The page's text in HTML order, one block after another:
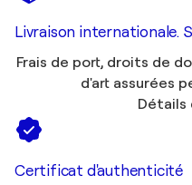
Livraison internationale.
Frais de port, droits de
d'art assurées
Détails
Certificat d'authenticité